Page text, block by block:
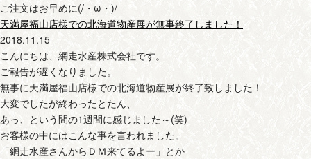
ご注文はお早めに(/・ω・)/
天満屋福山店様での北海道物産展が無事終了しました！
2018.11.15
こんにちは、網走水産株式会社です。
ご報告が遅くなりました。
無事に天満屋福山店様での北海道物産展が終了致しました！
大変でしたが終わったとたん、
あっ、という間の1週間に感じました～(笑)
お客様の中にはこんな事を言われました。
「網走水産さんからＤＭ来てるよー」とか